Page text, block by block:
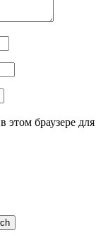
этом браузере для